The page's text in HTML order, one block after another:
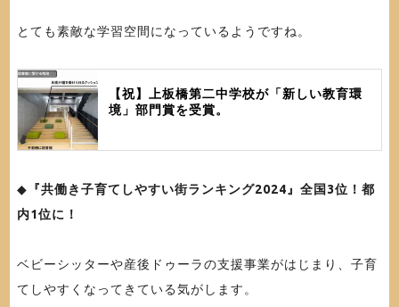
とても素敵な学習空間になっているようですね。
【祝】上板橋第二中学校が「新しい教育環
境」部門賞を受賞。
◆ 『共働き子育てしやすい街ランキング2024』全国3位！都
内1位に！
ベビーシッターや産後ドゥーラの支援事業がはじまり、子育
てしやすくなってきている気がします。